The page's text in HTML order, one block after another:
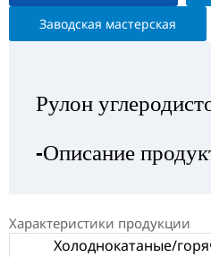
Заводская мастерская
Рулон
-Описание
Характеристики продукции
Холоднокатаные/
Рулон
—Выставка
Рулон
— Заводская
Рулон
-Упаковка